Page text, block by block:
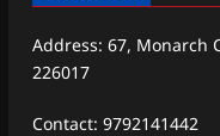
Address: 67, Monarch
226017
Contact: 9792141442